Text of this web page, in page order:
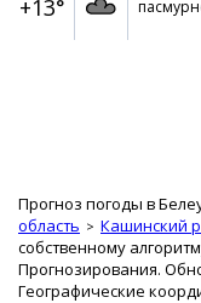
+13°
Прогноз погоды в
область
Кашинский
собственному
Прогнозирования.
Географические